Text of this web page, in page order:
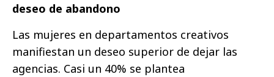
deseo de abandono
Las mujeres en departamentos creativos
manifiestan un deseo superior de dejar las
agencias. Casi un 40% se plantea